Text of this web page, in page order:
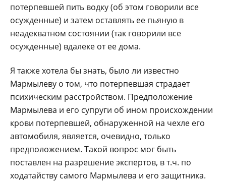
потерпевшей пить водку (об этом говорили все
осужденные) и затем оставлять ее пьяную в
неадекватном состоянии (так говорили все
осужденные) вдалеке от ее дома.
Я также хотела бы знать, было ли известно
Мармылеву о том, что потерпевшая страдает
психическим расстройством. Предположение
Мармылева и его супруги об ином происхождении
крови потерпевшей, обнаруженной на чехле его
автомобиля, является, очевидно, только
предположением. Такой вопрос мог быть
поставлен на разрешение экспертов, в т.ч. по
ходатайству самого Мармылева и его защитника.